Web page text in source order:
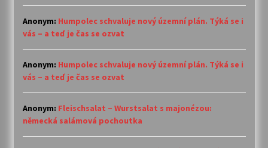
Anonym: Humpolec schvaluje nový územní plán. Týká se i
vás – a teď je čas se ozvat
Anonym: Humpolec schvaluje nový územní plán. Týká se i
vás – a teď je čas se ozvat
Anonym: Fleischsalat – Wurstsalat s majonézou:
německá salámová pochoutka